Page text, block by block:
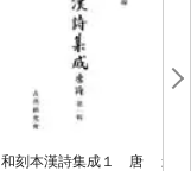
和刻本漢詩集成１ 唐
影